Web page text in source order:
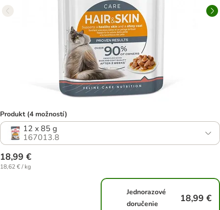
Produkt (4 možností)
12 x 85 g
167013.8
18,99 €
18,62 € / kg
Jednorazové
doručenie
18,99 €